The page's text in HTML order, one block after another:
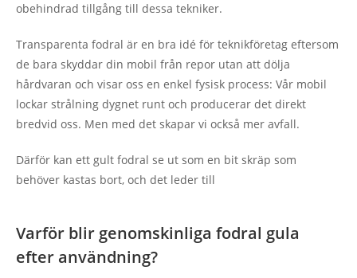
obehindrad tillgång till dessa tekniker.
Transparenta fodral är en bra idé för teknikföretag eftersom
de bara skyddar din mobil från repor utan att dölja
hårdvaran och visar oss en enkel fysisk process: Vår mobil
lockar strålning dygnet runt och producerar det direkt
bredvid oss. Men med det skapar vi också mer avfall.
Därför kan ett gult fodral se ut som en bit skräp som
behöver kastas bort, och det leder till
Varför blir genomskinliga fodral gula
efter användning?